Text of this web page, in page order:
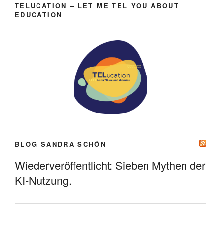
TELUCATION – LET ME TEL YOU ABOUT
EDUCATION
BLOG SANDRA SCHÖN
Wiederveröffentlicht: Sieben Mythen der
KI-Nutzung.